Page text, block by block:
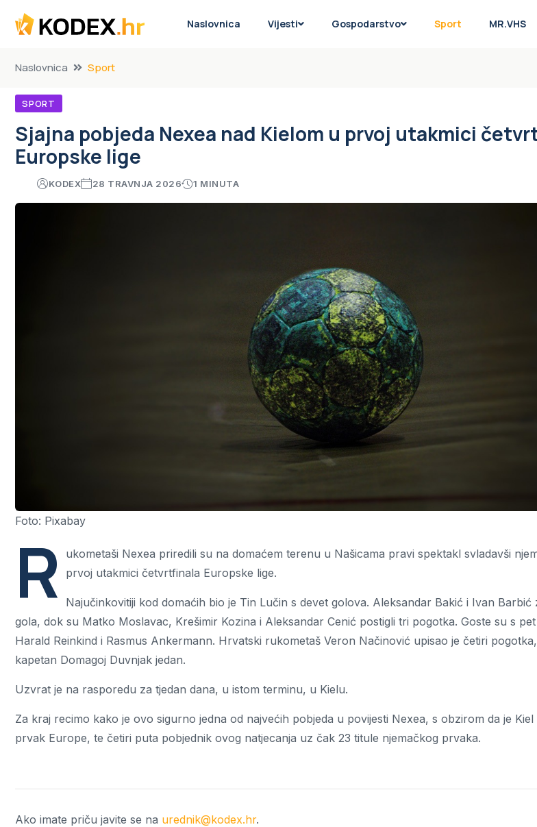
Naslovnica Vijesti Gospodarstvo Sport MR.VHS
Naslovnica Sport
SPORT
Sjajna pobjeda Nexea nad Kielom u prvoj utakmici
Europske lige
KODEX 28 TRAVNJA 2026 1 MINUTA
Foto: Pixabay
R
ukometaši Nexea priredili su na domaćem terenu u Našicama pravi spektakl svladavši
prvoj utakmici četvrtfinala Europske lige.
Najučinkovitiji kod domaćih bio je Tin Lučin s devet golova. Aleksandar Bakić i Ivan Barbić
gola, dok su Matko Moslavac, Krešimir Kozina i Aleksandar Cenić postigli tri pogotka. Goste su s
Harald Reinkind i Rasmus Ankermann. Hrvatski rukometaš Veron Načinović upisao je četiri
kapetan Domagoj Duvnjak jedan.
Uzvrat je na rasporedu za tjedan dana, u istom terminu, u Kielu.
Za kraj recimo kako je ovo sigurno jedna od najvećih pobjeda u povijesti Nexea, s obzirom da je
prvak Europe, te četiri puta pobjednik ovog natjecanja uz čak 23 titule njemačkog prvaka.
Ako imate priču javite se na urednik@kodex.hr.